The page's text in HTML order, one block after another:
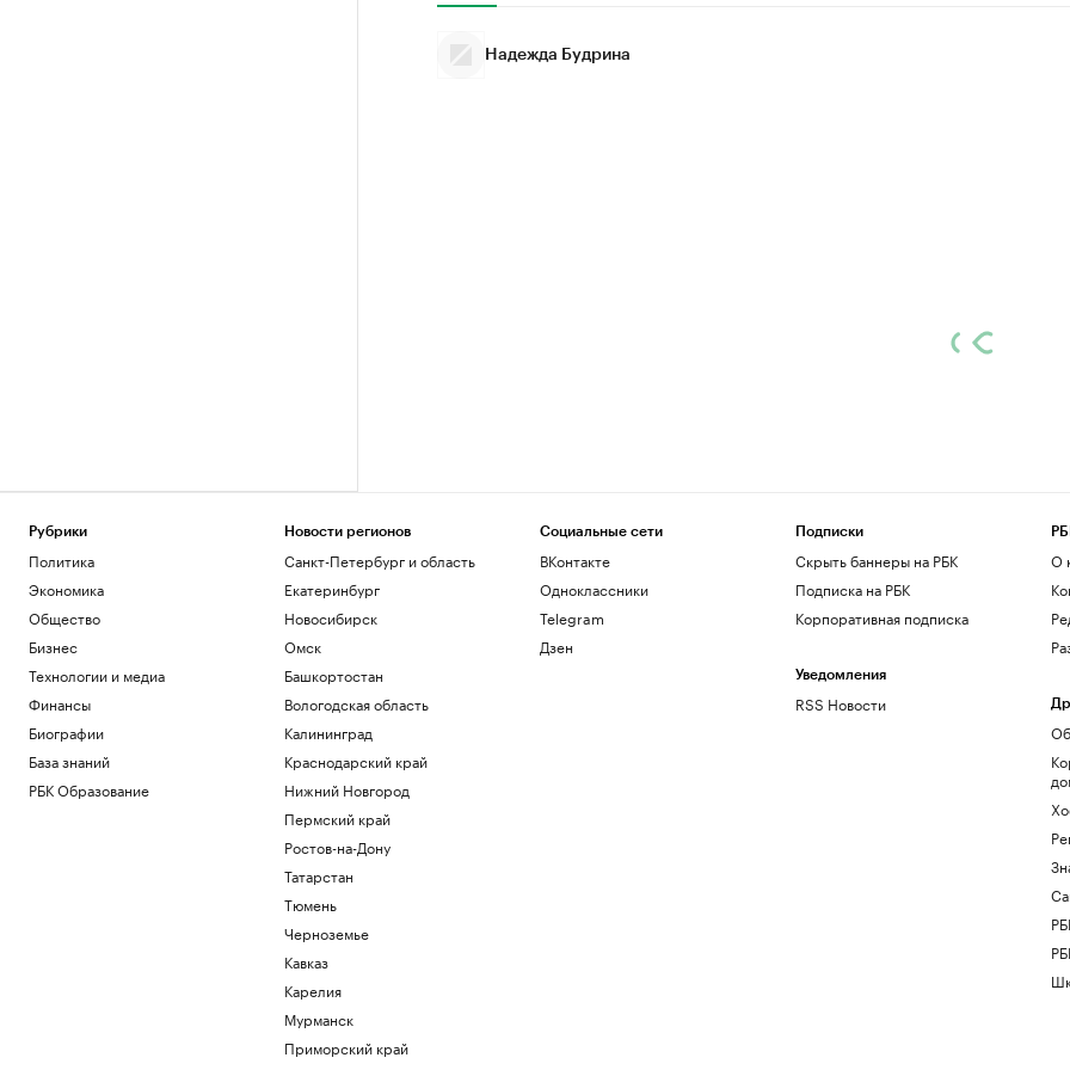
Надежда Будрина
Рубрики
Политика
Экономика
Общество
Бизнес
Технологии и медиа
Финансы
Биографии
База знаний
РБК Образование
Новости регионов
Санкт-Петербург и область
Екатеринбург
Новосибирск
Омск
Башкортостан
Вологодская область
Калининград
Краснодарский край
Нижний Новгород
Пермский край
Ростов-на-Дону
Татарстан
Тюмень
Черноземье
Кавказ
Карелия
Мурманск
Приморский край
Социальные сети
ВКонтакте
Одноклассники
Telegram
Дзен
Подписки
Скрыть баннеры на РБК
Подписка на РБК
Корпоративная подписка
Уведомления
RSS Новости
О